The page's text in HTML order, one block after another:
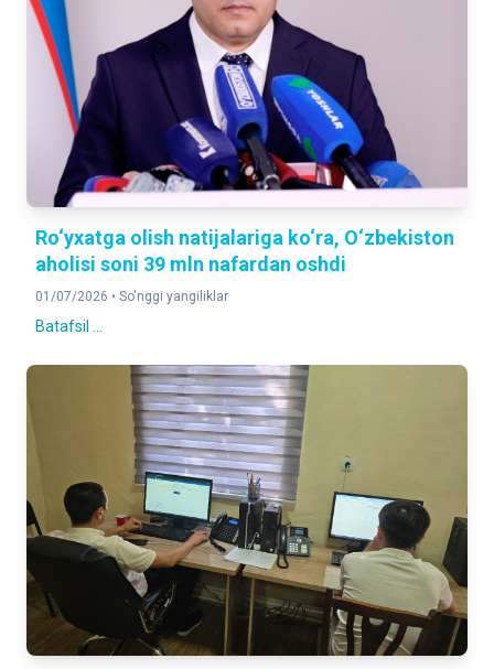
Ro‘yxatga olish natijalariga ko‘ra, O‘zbekiston
aholisi soni 39 mln nafardan oshdi
01/07/2026 • So'nggi yangiliklar
Batafsil ...